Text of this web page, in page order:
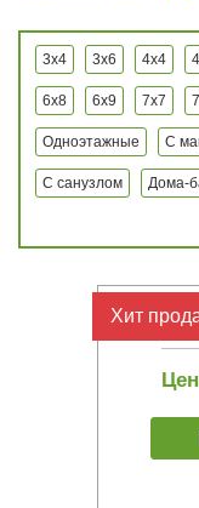
3x4 3x6 4x4
6x8 6x9 7x7
Одноэтажные С
С санузлом Дома-
Хит